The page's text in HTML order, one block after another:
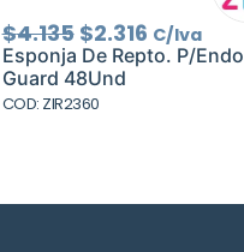
$4.135 El
precio
original
era:
$4.135.
$2.316El
precio
actual
C/Iva
Esponja De Repto. P/Endo
Guard 48Und
COD: ZIR2360